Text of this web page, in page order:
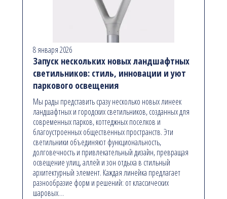
8 января 2026
Запуск нескольких новых ландшафтных
светильников: стиль, инновации и уют
паркового освещения
Мы рады представить сразу несколько новых линеек
ландшафтных и городских светильников, созданных для
современных парков, коттеджных поселков и
благоустроенных общественных пространств. Эти
светильники объединяют функциональность,
долговечность и привлекательный дизайн, превращая
освещение улиц, аллей и зон отдыха в стильный
архитектурный элемент. Каждая линейка предлагает
разнообразие форм и решений: от классических
шаровых…